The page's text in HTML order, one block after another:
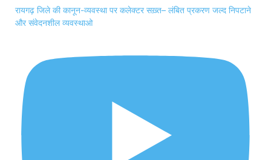
रायगढ़ जिले की कानून-व्यवस्था पर कलेक्टर सख़्त– लंबित प्रकरण जल्द निपटाने
और संवेदनशील व्यवस्थाओ